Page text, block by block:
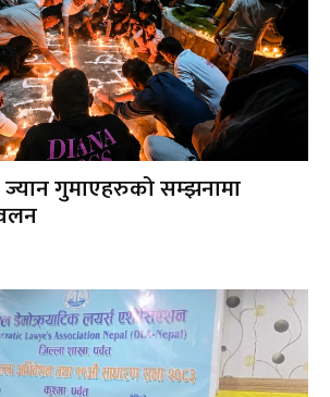
ज्यान गुमाएहरुको सम्झनामा